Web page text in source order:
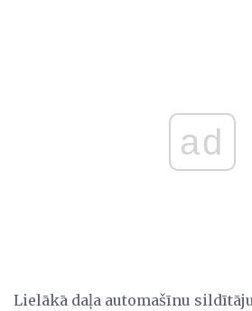
ad
Lielākā daļa automašīnu